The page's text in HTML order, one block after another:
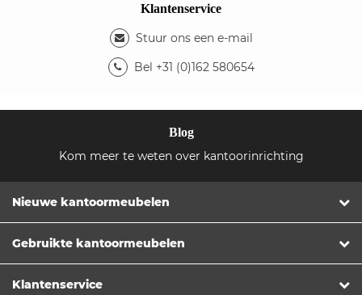
Klantenservice
Stuur ons een e-mail
Bel +31 (0)162 580654
Blog
Kom meer te weten over kantoorinrichting
Nieuwe kantoormeubelen
Gebruikte kantoormeubelen
Klantenservice